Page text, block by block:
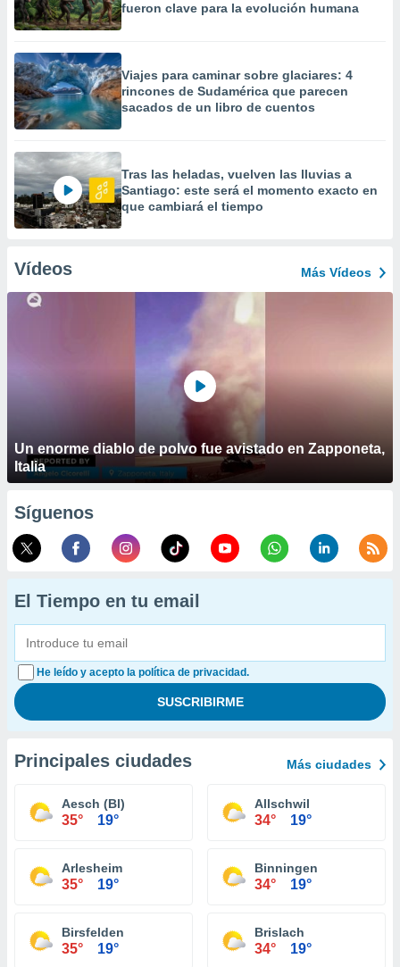
fueron clave para la evolución humana
Viajes para caminar sobre glaciares: 4
rincones de Sudamérica que parecen
sacados de un libro de cuentos
Tras las heladas, vuelven las lluvias a
Santiago: este será el momento exacto en
que cambiará el tiempo
Vídeos Más Vídeos
Un enorme diablo de polvo fue avistado en Zapponeta,
Italia
Síguenos
El Tiempo en tu email
He leído y acepto la política de privacidad.
Principales ciudades Más ciudades
Aesch (Bl)
35° 19°
Allschwil
34° 19°
Arlesheim
35° 19°
Binningen
34° 19°
Birsfelden
35° 19°
Brislach
34° 19°